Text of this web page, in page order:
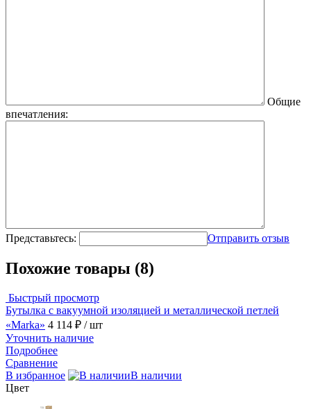
Общие
впечатления:
Представьтесь: Отправить отзыв
Похожие товары (8)
Быстрый просмотр
Бутылка с вакуумной изоляцией и металлической петлей
«Marka» 4 114 ₽ / шт
Уточнить наличие
Подробнее
Сравнение
В избранное
В наличии
Цвет